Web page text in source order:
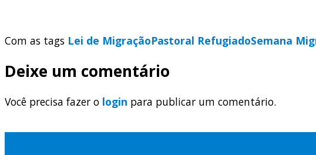
Com as tags Lei de MigraçãoPastoral RefugiadoSemana
Deixe um comentário
Você precisa fazer o login para publicar um comentário.